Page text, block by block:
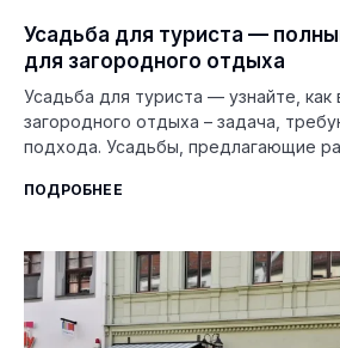
Усадьба для туриста —
для загородного отдыха
Усадьба для туриста — узнайте,
загородного отдыха – задача,
подхода. Усадьбы, предлагающие
ПОДРОБНЕЕ